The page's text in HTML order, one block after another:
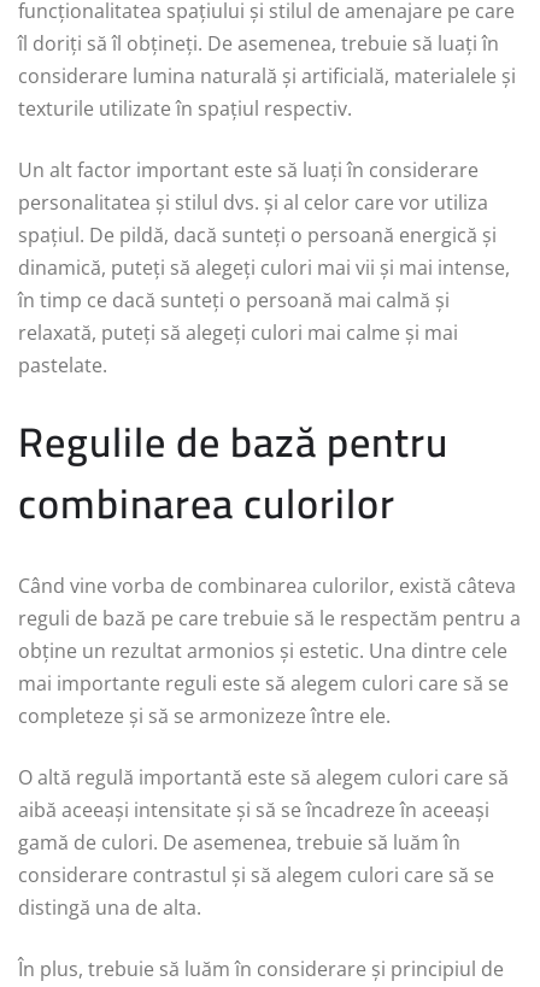
funcționalitatea spațiului și stilul de amenajare pe care
îl doriți să îl obțineți. De asemenea, trebuie să luați în
considerare lumina naturală și artificială, materialele și
texturile utilizate în spațiul respectiv.
Un alt factor important este să luați în considerare
personalitatea și stilul dvs. și al celor care vor utiliza
spațiul. De pildă, dacă sunteți o persoană energică și
dinamică, puteți să alegeți culori mai vii și mai intense,
în timp ce dacă sunteți o persoană mai calmă și
relaxată, puteți să alegeți culori mai calme și mai
pastelate.
Regulile de bază pentru
combinarea culorilor
Când vine vorba de combinarea culorilor, există câteva
reguli de bază pe care trebuie să le respectăm pentru a
obține un rezultat armonios și estetic. Una dintre cele
mai importante reguli este să alegem culori care să se
completeze și să se armonizeze între ele.
O altă regulă importantă este să alegem culori care să
aibă aceeași intensitate și să se încadreze în aceeași
gamă de culori. De asemenea, trebuie să luăm în
considerare contrastul și să alegem culori care să se
distingă una de alta.
În plus, trebuie să luăm în considerare și principiul de